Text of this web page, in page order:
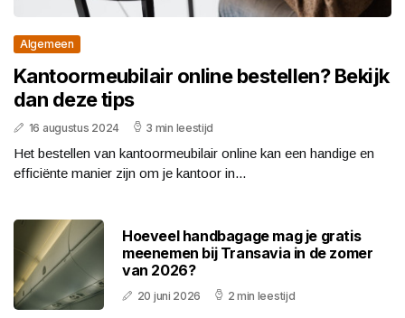
Algemeen
Kantoormeubilair online bestellen? Bekijk
dan deze tips
16 augustus 2024 3 min leestijd
Het bestellen van kantoormeubilair online kan een handige en
efficiënte manier zijn om je kantoor in...
Hoeveel handbagage mag je gratis
meenemen bij Transavia in de zomer
van 2026?
20 juni 2026 2 min leestijd